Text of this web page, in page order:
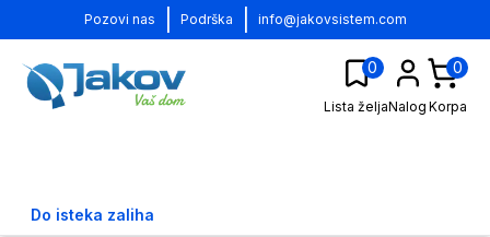
Pozovi nas Podrška info@jakovsistem.com
0
Lista željaNalog
0
Korpa
Do isteka zaliha